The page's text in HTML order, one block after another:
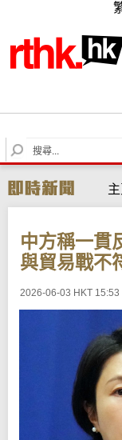
S
e
r
c
中方稱一
與貿易戰不
2026-06-03 HKT 15:53